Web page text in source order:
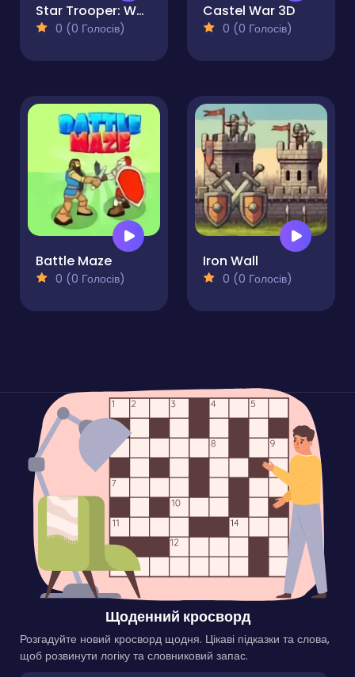
Star Trooper: War for Survival
0 (0 Голосів)
Castel War 3D
0 (0 Голосів)
Battle Maze
0 (0 Голосів)
Iron Wall
0 (0 Голосів)
Щоденний кросворд
Розгадуйте новий кросворд щодня. Цікаві підказки та слова,
щоб розвинути логіку та словниковий запас.